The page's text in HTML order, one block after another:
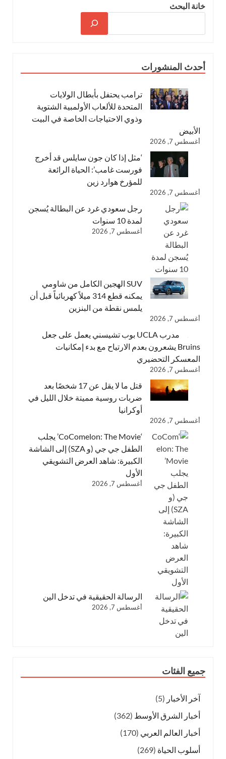
خانة البحث
أحدث المنشورات
ترامب يحتفل بأبطال الولايات
المتحدة للألعاب الأولمبية الشتوية
وذوي الاحتياجات الخاصة في البيت
الأبيض
أغسطس 7, 2026
‘مثل إذا كان جون سايلس قد أخرج
فورست غامب’: الحياة الرائعة
للمؤرخ هوارد زين
أغسطس 7, 2026
رجل سعودي غرد عن البطالة يُسجن
لمدة 10 سنوات
أغسطس 7, 2026
SUV الهجين الكامل من شاومي
يمكنه قطع 314 ميلاً كهربائياً قبل أن
يلمس نقطة من البنزين
أغسطس 7, 2026
مدرب UCLA بوب تشيسني يعمل على جعل
Bruins يشعرون بعدم الارتياح مع بدء إمكانيات
المعسكر التحضيري
أغسطس 7, 2026
قتل ما لا يقل عن 17 شخصًا بعد
ضربات روسية مميتة خلال الليل في
أوكرانيا
أغسطس 7, 2026
‘CoComelon: The Movie’ يجلب
الطفل جي جي (و SZA) إلى الشاشة
الكبيرة: شاهد العرض التشويقي
الأول
أغسطس 7, 2026
الرسالة الحقيقية في تدخل الين
أغسطس 7, 2026
جميع الفئات
آخر الأخبار (5)
أخبار الشرق الأوسط (362)
أخبار العالم العربي (170)
أسلوب الحياة (269)